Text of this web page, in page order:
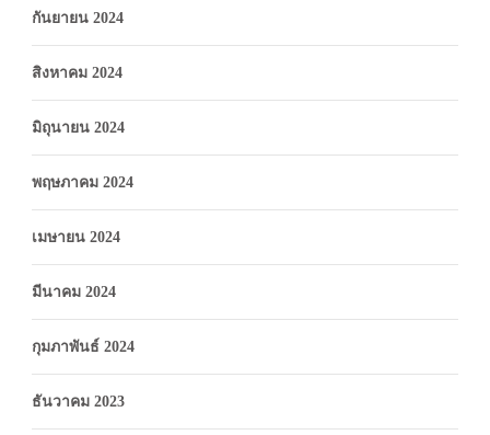
กันยายน 2024
สิงหาคม 2024
มิถุนายน 2024
พฤษภาคม 2024
เมษายน 2024
มีนาคม 2024
กุมภาพันธ์ 2024
ธันวาคม 2023